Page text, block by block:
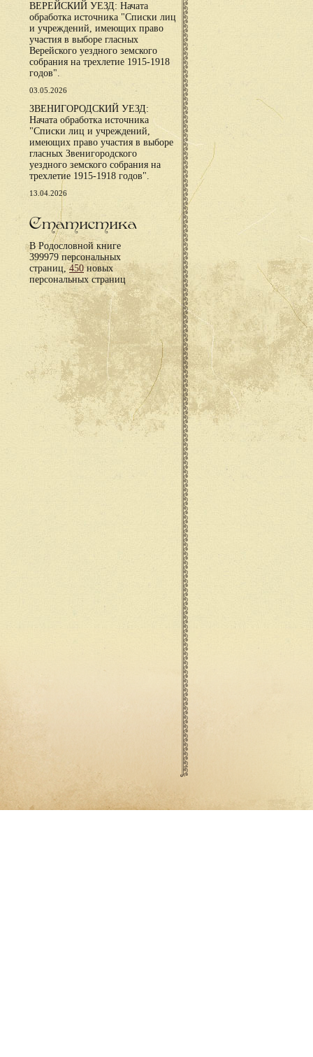
ВЕРЕЙСКИЙ УЕЗД: Начата
обработка источника "Списки лиц
и учреждений, имеющих право
участия в выборе гласных
Верейского уездного земского
собрания на трехлетие 1915-1918
годов".
03.05.2026
ЗВЕНИГОРОДСКИЙ УЕЗД:
Начата обработка источника
"Списки лиц и учреждений,
имеющих право участия в выборе
гласных Звенигородского
уездного земского собрания на
трехлетие 1915-1918 годов".
13.04.2026
Статистика
В Родословной книге
399979 персональных
страниц,450новых
персональных страниц